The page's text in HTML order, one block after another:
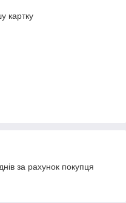
картку
за рахунок покупця